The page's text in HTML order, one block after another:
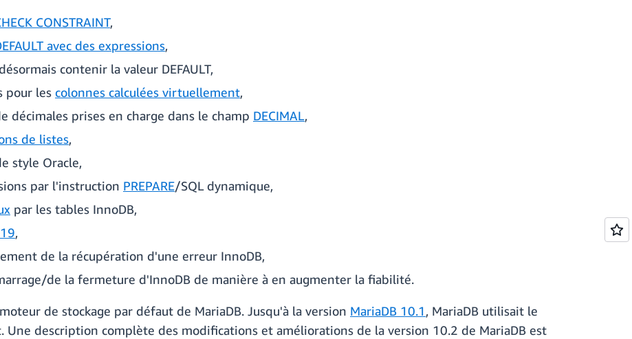
CONSTRAINT,
avec des expressions,
contenir la valeur DEFAULT,
pour les colonnes calculées virtuellement,
décimales prises en charge dans le champ DECIMAL,
de listes,
style Oracle,
par l'instruction PREPARE/SQL dynamique,
par les tables InnoDB,
,
de la récupération d'une erreur InnoDB,
de la fermeture d'InnoDB de manière à en augmenter la fiabilité.
de stockage par défaut de MariaDB. Jusqu'à la version MariaDB 10.1, MariaDB utilisait le
Une description complète des modifications et améliorations de la version 10.2 de MariaDB est